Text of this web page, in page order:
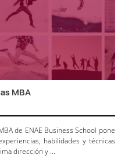
MBA
de ENAE Business School pone
habilidades y técnicas
dirección y ...